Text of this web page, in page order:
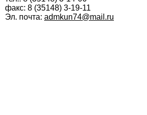
факс: 8 (35148) 3-19-11
Эл. почта: admkun74@mail.ru